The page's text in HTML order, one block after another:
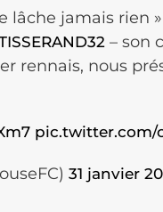
lâche jamais rien »
– son
rennais, nous
pic.twitter.com/
31 janvier